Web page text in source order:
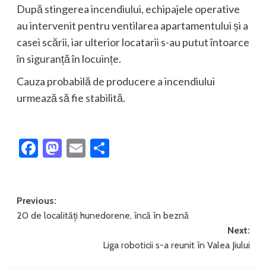
După stingerea incendiului, echipajele operative
au intervenit pentru ventilarea apartamentului și a
casei scării, iar ulterior locatarii s-au putut întoarce
în siguranță în locuințe.
Cauza probabilă de producere a incendiului
urmează să fie stabilită.
Facebook
Mastodon
EmailPartajează
Post
navigation
Previous:
20 de localități hunedorene, încă în beznă
Next:
Liga roboticii s-a reunit în Valea Jiului